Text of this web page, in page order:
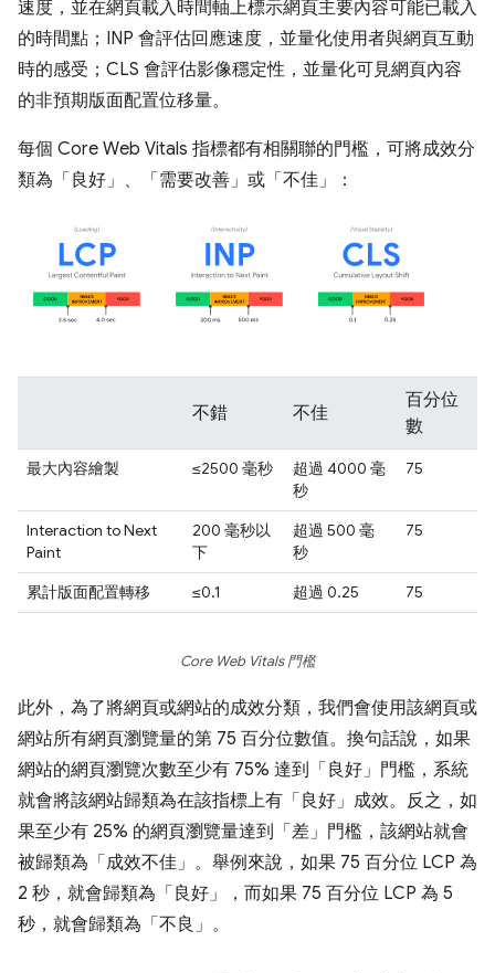
速度，並在網頁載入時間軸上標示網頁主要內容可能已載入
的時間點；INP 會評估回應速度，並量化使用者與網頁互動
時的感受；CLS 會評估影像穩定性，並量化可見網頁內容
的非預期版面配置位移量。
每個 Core Web Vitals 指標都有相關聯的門檻，可將成效分
類為「良好」、「需要改善」或「不佳」：
不錯 不佳
百分位
數
最大內容繪製 ≤2500 毫秒
超過 4000 毫
秒
75
Interaction to Next
Paint
200 毫秒以
下
超過 500 毫
秒
75
累計版面配置轉移 ≤0.1 超過 0.25 75
Core Web Vitals 門檻
此外，為了將網頁或網站的成效分類，我們會使用該網頁或
網站所有網頁瀏覽量的第 75 百分位數值。換句話說，如果
網站的網頁瀏覽次數至少有 75% 達到「良好」門檻，系統
就會將該網站歸類為在該指標上有「良好」成效。反之，如
果至少有 25% 的網頁瀏覽量達到「差」門檻，該網站就會
被歸類為「成效不佳」。舉例來說，如果 75 百分位 LCP 為
2 秒，就會歸類為「良好」，而如果 75 百分位 LCP 為 5
秒，就會歸類為「不良」。